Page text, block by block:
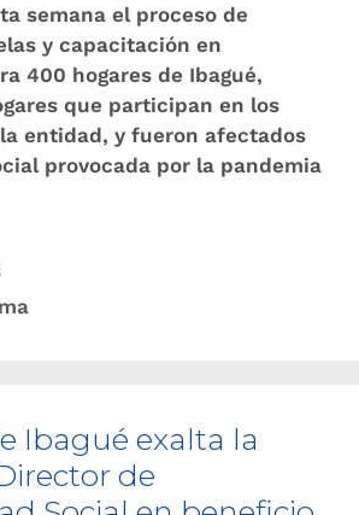
semana el proceso de
y capacitación en
400 hogares de Ibagué,
que participan en los
entidad, y fueron afectados
provocada por la pandemia
Ibagué exalta la
de